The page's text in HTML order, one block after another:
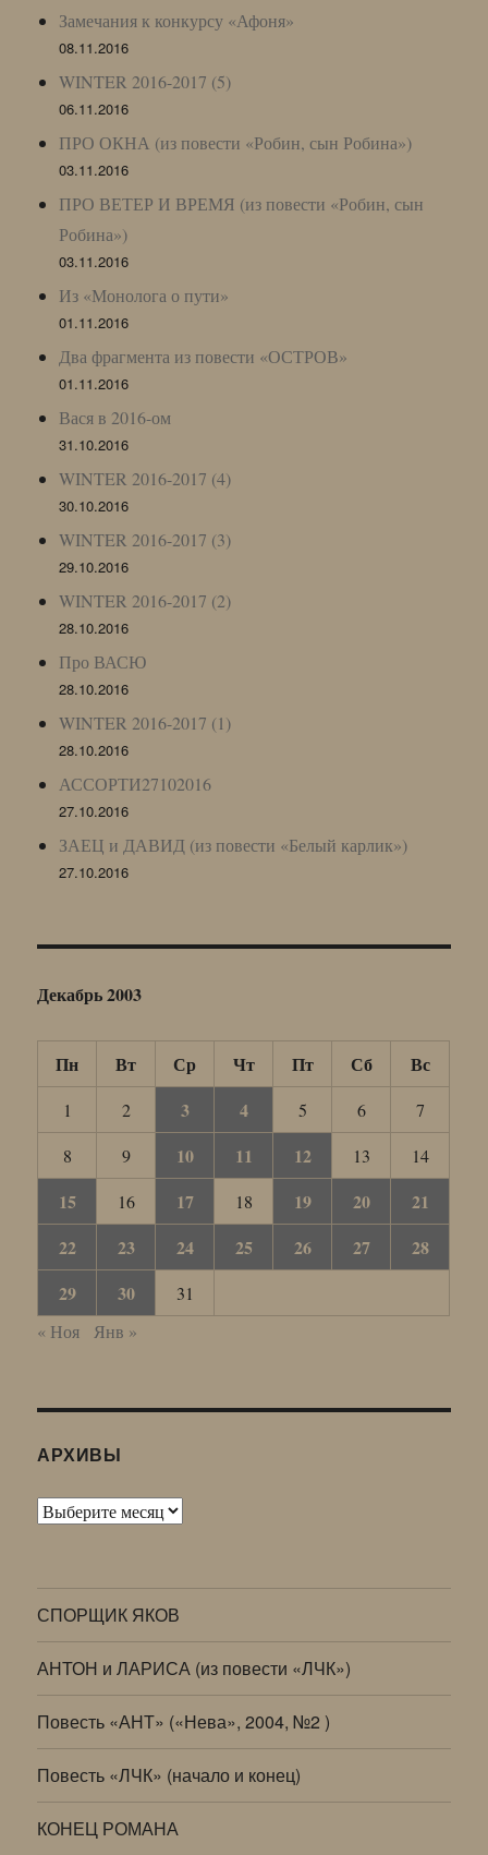
Замечания к конкурсу «Афоня»
08.11.2016
WINTER 2016-2017 (5)
06.11.2016
ПРО ОКНА (из повести «Робин, сын Робина»)
03.11.2016
ПРО ВЕТЕР И ВРЕМЯ (из повести «Робин, сын
Робина»)
03.11.2016
Из «Монолога о пути»
01.11.2016
Два фрагмента из повести «ОСТРОВ»
01.11.2016
Вася в 2016-ом
31.10.2016
WINTER 2016-2017 (4)
30.10.2016
WINTER 2016-2017 (3)
29.10.2016
WINTER 2016-2017 (2)
28.10.2016
Про ВАСЮ
28.10.2016
WINTER 2016-2017 (1)
28.10.2016
АССОРТИ27102016
27.10.2016
ЗАЕЦ и ДАВИД (из повести «Белый карлик»)
27.10.2016
Декабрь 2003
Пн Вт Ср Чт Пт Сб Вс
1 2 3 4 5 6
7
8
9 10 11 12 13 14
15 16 17 18 19 20
21
22
23 24 25 26 27
28
29
30
31
« Ноя
Янв »
АРХИВЫ
Архивы
СПОРЩИК ЯКОВ
АНТОН и ЛАРИСА (из повести «ЛЧК»)
Повесть «АНТ» («Нева», 2004, №2 )
Повесть «ЛЧК» (начало и конец)
КОНЕЦ РОМАНА